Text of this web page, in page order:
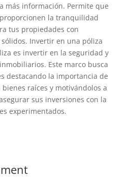
más información. Permite que
la tranquilidad
tus propiedades con
Invertir en una póliza
es invertir en la seguridad y
Este marco busca
destacando la importancia de
raíces y motivándolos a
sus inversiones con la
experimentados.